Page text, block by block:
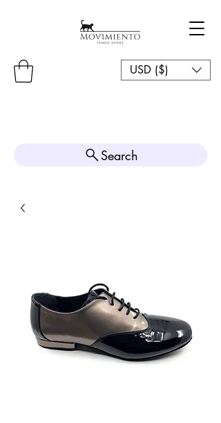
USD ($)
Search